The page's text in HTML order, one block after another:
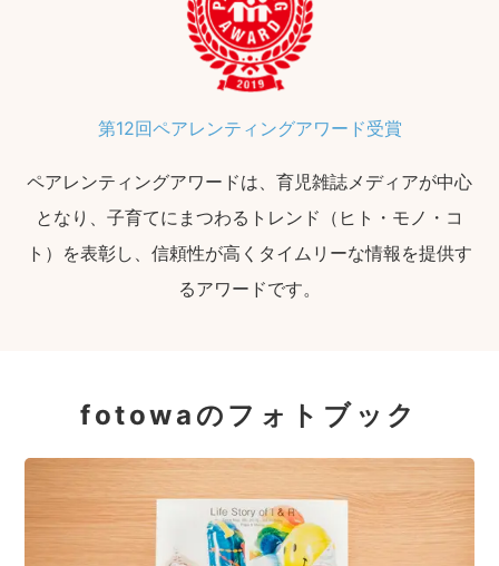
第12回ペアレンティングアワード受賞
ペアレンティングアワードは、育児雑誌メディアが中心
となり、子育てにまつわるトレンド（ヒト・モノ・コ
ト）を表彰し、信頼性が高くタイムリーな情報を提供す
るアワードです。
fotowaのフォトブック